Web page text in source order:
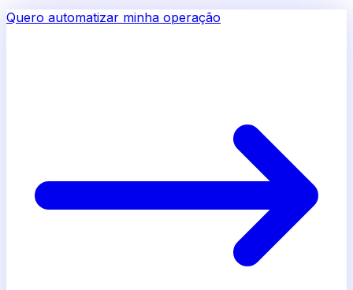
Quero automatizar minha operação